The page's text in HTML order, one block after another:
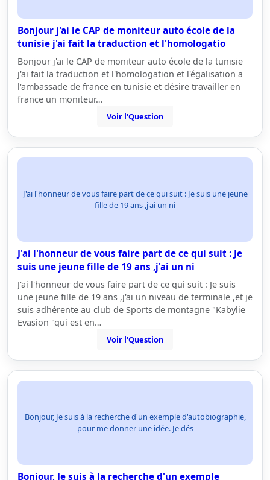
Bonjour j'ai le CAP de moniteur auto école de la
tunisie j'ai fait la traduction et l'homologatio
Bonjour j'ai le CAP de moniteur auto école de la tunisie
j'ai fait la traduction et l'homologation et l'égalisation a
l'ambassade de france en tunisie et désire travailler en
france un moniteur…
Voir l'Question
J'ai l'honneur de vous faire part de ce qui suit : Je suis une jeune
fille de 19 ans ,j'ai un ni
J'ai l'honneur de vous faire part de ce qui suit : Je
suis une jeune fille de 19 ans ,j'ai un ni
J'ai l'honneur de vous faire part de ce qui suit : Je suis
une jeune fille de 19 ans ,j'ai un niveau de terminale ,et je
suis adhérente au club de Sports de montagne "Kabylie
Evasion "qui est en…
Voir l'Question
Bonjour, Je suis à la recherche d'un exemple d'autobiographie,
pour me donner une idée. Je dés
Bonjour, Je suis à la recherche d'un exemple